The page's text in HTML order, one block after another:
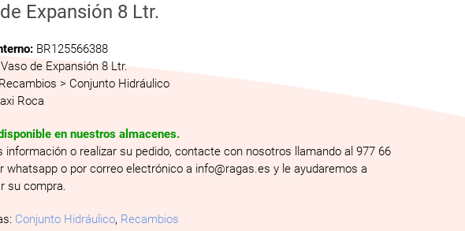
Expansión 8 Ltr.
BR125566388
Vaso de Expansión 8 Ltr.
Recambios > Conjunto Hidráulico
Roca
en nuestros almacenes.
información o realizar su pedido, contacte con nosotros llamando al 977 66
whatsapp o por correo electrónico a info@ragas.es y le ayudaremos a
su compra.
Conjunto Hidráulico, Recambios